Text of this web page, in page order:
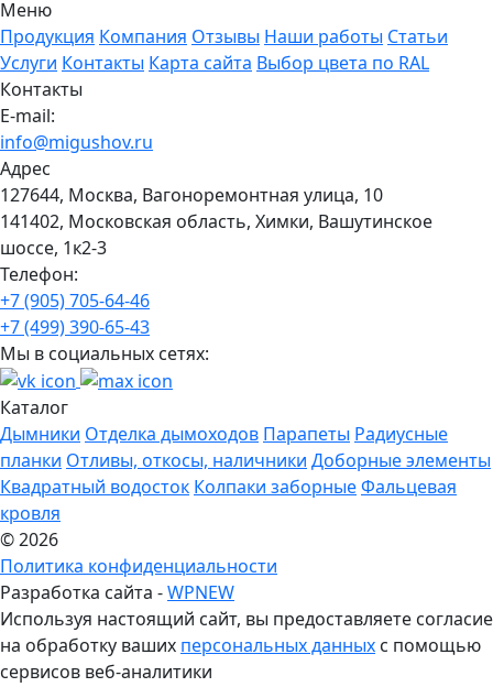
Меню
Продукция Компания Отзывы Наши работы Статьи
Услуги Контакты Карта сайта Выбор цвета по RAL
Контакты
E-mail:
info@migushov.ru
Адрес
127644, Москва, Вагоноремонтная улица, 10
141402, Московская область, Химки, Вашутинское
шоссе, 1к2-3
Телефон:
+7 (905) 705-64-46
+7 (499) 390-65-43
Мы в социальных сетях:
Каталог
Дымники Отделка дымоходов Парапеты Радиусные
планки Отливы, откосы, наличники Доборные элементы
Квадратный водосток Колпаки заборныеФальцевая
кровля
© 2026
Политика конфиденциальности
Разработка сайта -WPNEW
Используя настоящий сайт, вы предоставляете согласие
на обработку ваших персональных данных с помощью
сервисов веб-аналитики